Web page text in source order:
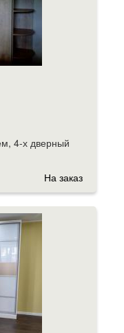
4-х дверный
На заказ